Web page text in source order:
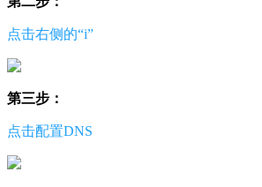
点击右侧的“i”
第三步：
点击配置DNS